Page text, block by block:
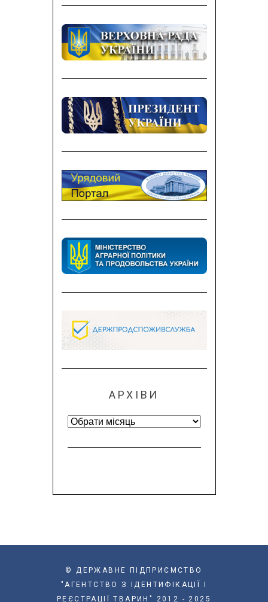
АРХІВИ
Архіви
© ДЕРЖАВНЕ ПІДПРИЄМСТВО
"АГЕНТСТВО З ІДЕНТИФІКАЦІЇ І
РЕЄСТРАЦІЇ ТВАРИН" 2012 - 2025